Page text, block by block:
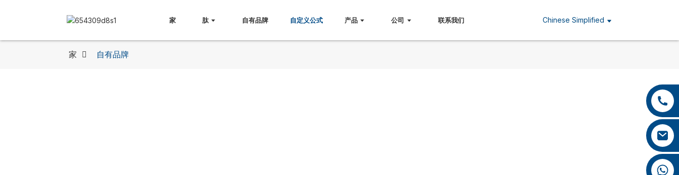
家 肽 自有品牌 自定义公式 产品 公司 联系我们 Chinese Simplified
家 自有品牌